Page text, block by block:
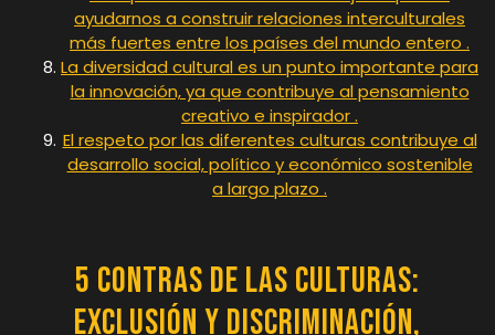
ayudarnos a construir relaciones interculturales
más fuertes entre los países del mundo entero .
La diversidad cultural es un punto importante para
la innovación, ya que contribuye al pensamiento
creativo e inspirador .
El respeto por las diferentes culturas contribuye al
desarrollo social, político y económico sostenible
a largo plazo .
5 contras de las culturas:
Exclusión y discriminación,